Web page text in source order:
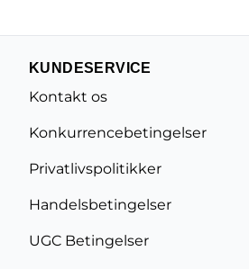
KUNDESERVICE
Kontakt os
Konkurrencebetingelser
Privatlivspolitikker
Handelsbetingelser
UGC Betingelser